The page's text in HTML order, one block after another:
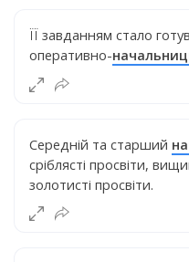
ЇЇ завданням стало
оперативно-
Середній та старший
сріблясті просвіти,
золотисті просвіти.